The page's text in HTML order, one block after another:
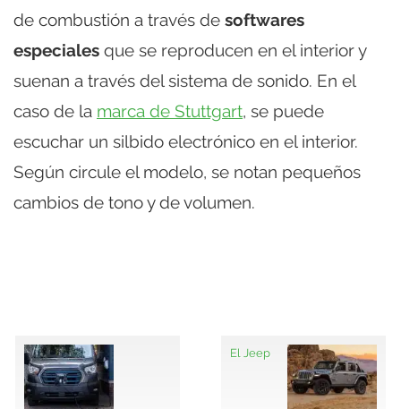
de combustión a través de softwares
especiales que se reproducen en el interior y
suenan a través del sistema de sonido. En el
caso de la marca de Stuttgart, se puede
escuchar un silbido electrónico en el interior.
Según circule el modelo, se notan pequeños
cambios de tono y de volumen.
El Jeep